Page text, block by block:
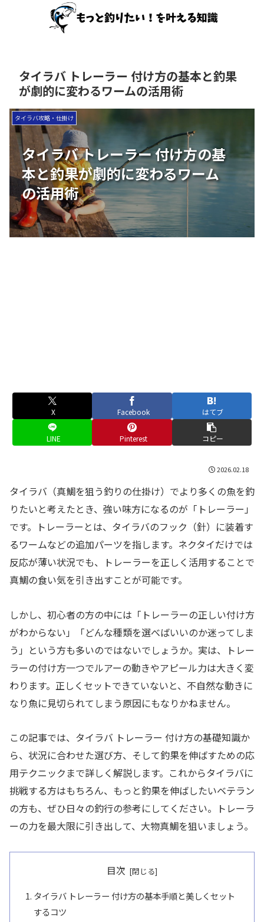
タイラバ トレーラー 付け方の基本と釣果
が劇的に変わるワームの活用術
タイラバ トレーラー 付け方の基
本と釣果が劇的に変わるワーム
の活用術
タイラバ攻略・仕掛け
X Facebook はてブ
LINE Pinterest コピー
2026.02.18
タイラバ（真鯛を狙う釣りの仕掛け）でより多くの魚を釣
りたいと考えたとき、強い味方になるのが「トレーラー」
です。トレーラーとは、タイラバのフック（針）に装着す
るワームなどの追加パーツを指します。ネクタイだけでは
反応が薄い状況でも、トレーラーを正しく活用することで
真鯛の食い気を引き出すことが可能です。
しかし、初心者の方の中には「トレーラーの正しい付け方
がわからない」「どんな種類を選べばいいのか迷ってしま
う」という方も多いのではないでしょうか。実は、トレー
ラーの付け方一つでルアーの動きやアピール力は大きく変
わります。正しくセットできていないと、不自然な動きに
なり魚に見切られてしまう原因にもなりかねません。
この記事では、タイラバ トレーラー 付け方の基礎知識か
ら、状況に合わせた選び方、そして釣果を伸ばすための応
用テクニックまで詳しく解説します。これからタイラバに
挑戦する方はもちろん、もっと釣果を伸ばしたいベテラン
の方も、ぜひ日々の釣行の参考にしてください。トレーラ
ーの力を最大限に引き出して、大物真鯛を狙いましょう。
目次
タイラバ トレーラー 付け方の基本手順と美しくセット
するコツ